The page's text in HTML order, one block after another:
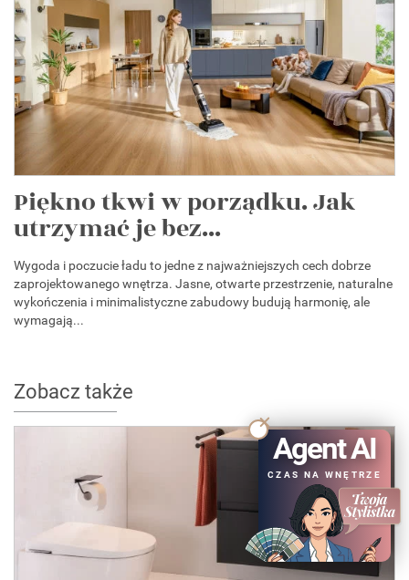
Piękno tkwi w porządku. Jak
utrzymać je bez...
Wygoda i poczucie ładu to jedne z najważniejszych cech dobrze
zaprojektowanego wnętrza. Jasne, otwarte przestrzenie, naturalne
wykończenia i minimalistyczne zabudowy budują harmonię, ale
wymagają...
Zobacz także
Agent AI
CZAS NA WNĘTRZE